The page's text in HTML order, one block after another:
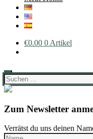
€0.00 0 Artikel
Suchen
nach:
Zum Newsletter
Verrätst du uns deinen